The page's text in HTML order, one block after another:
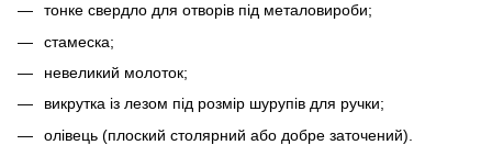
тонке свердло для отворів під металовироби;
стамеска;
невеликий молоток;
викрутка із лезом під розмір шурупів для ручки;
олівець (плоский столярний або добре заточений).